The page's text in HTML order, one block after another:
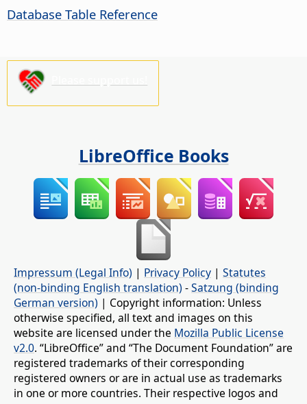
Database Table Reference
LibreOffice Books
Impressum (Legal Info) | Privacy Policy | Statutes
(non-binding English translation) -Satzung (binding
German version) | Copyright information: Unless
otherwise specified, all text and images on this
website are licensed under the Mozilla Public License
v2.0. “LibreOffice” and “The Document Foundation” are
registered trademarks of their corresponding
registered owners or are in actual use as trademarks
in one or more countries. Their respective logos and